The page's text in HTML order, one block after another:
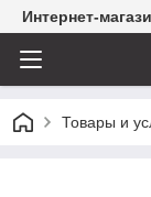
Интернет-
Товары и